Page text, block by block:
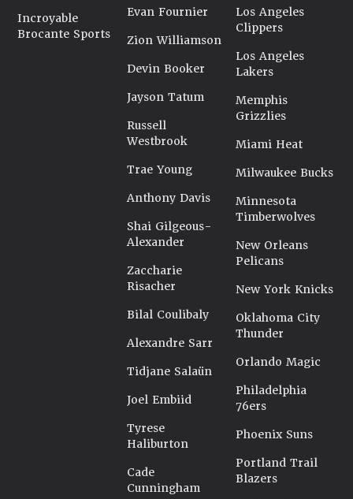
Incroyable
Brocante Sports
Evan Fournier
Zion Williamson
Devin Booker
Jayson Tatum
Russell
Westbrook
Trae Young
Anthony Davis
Shai Gilgeous-
Alexander
Zaccharie
Risacher
Bilal Coulibaly
Alexandre Sarr
Tidjane Salaün
Joel Embiid
Tyrese
Haliburton
Cade
Cunningham
Los Angeles
Clippers
Los Angeles
Lakers
Memphis
Grizzlies
Miami Heat
Milwaukee Bucks
Minnesota
Timberwolves
New Orleans
Pelicans
New York Knicks
Oklahoma City
Thunder
Orlando Magic
Philadelphia
76ers
Phoenix Suns
Portland Trail
Blazers